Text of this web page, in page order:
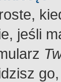
jeśli